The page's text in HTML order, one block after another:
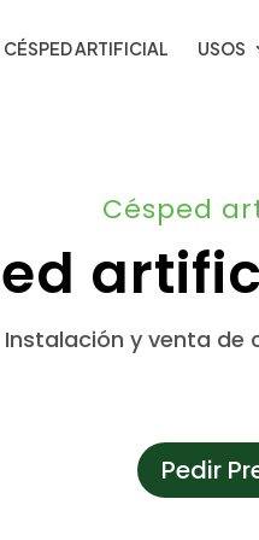
CÉSPED ARTIFICIAL USOS
Césped
Instalación y venta de
Pedir